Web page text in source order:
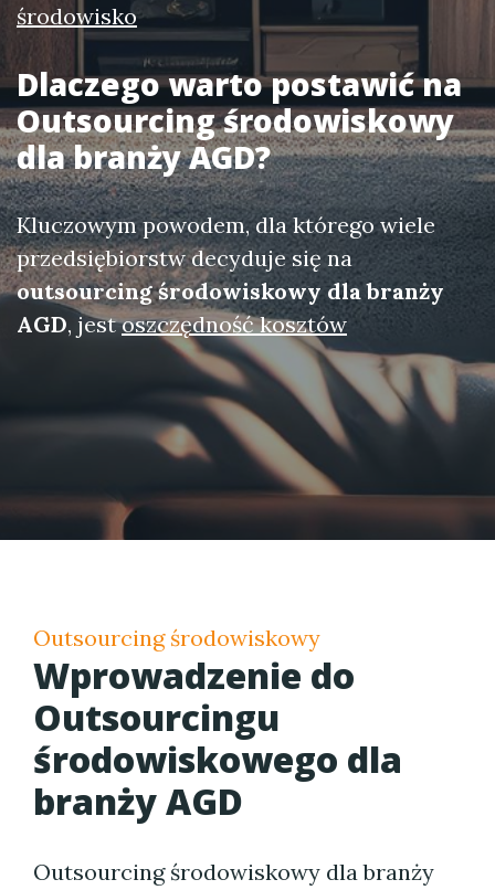
środowisko
Dlaczego warto postawić na
Outsourcing środowiskowy
dla branży AGD?
Kluczowym powodem, dla którego wiele
przedsiębiorstw decyduje się na
outsourcing środowiskowy dla branży
AGD, jestoszczędność kosztów
Outsourcing środowiskowy
Wprowadzenie do
Outsourcingu
środowiskowego dla
branży AGD
Outsourcing środowiskowy dla branży